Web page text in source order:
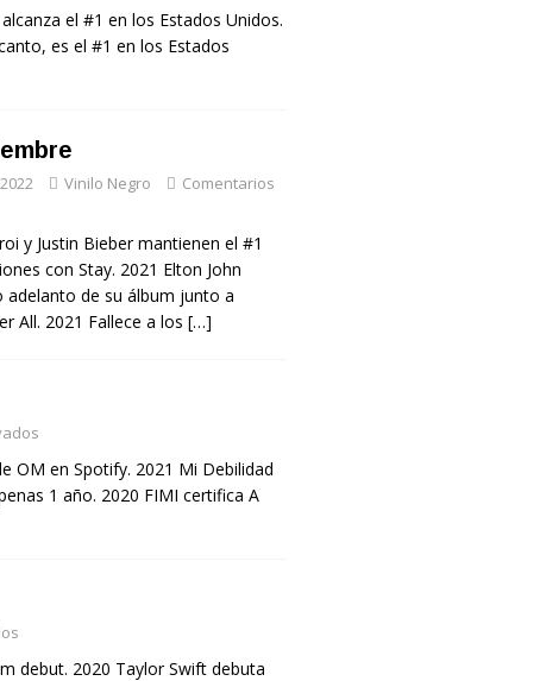
el #1 en los Estados Unidos.
es el #1 en los Estados
Vinilo Negro
Comentarios
y Justin Bieber mantienen el #1
con Stay. 2021 Elton John
adelanto de su álbum junto a
All. 2021 Fallece a los […]
OM en Spotify. 2021 Mi Debilidad
1 año. 2020 FIMI certifica A
debut. 2020 Taylor Swift debuta